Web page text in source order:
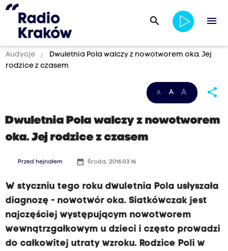
search menu
Audycje
Dwuletnia Pola walczy z nowotworem oka. Jej
rodzice z czasem
A A A share
Dwuletnia Pola walczy z nowotworem
oka. Jej rodzice z czasem
Przed hejnałem date_range Środa, 2016.03.16
W styczniu tego roku dwuletnia Pola usłyszała
diagnozę - nowotwór oka. Siatkówczak jest
najczęściej występującym nowotworem
wewnątrzgałkowym u dzieci i często prowadzi
do całkowitej utraty wzroku. Rodzice Poli w